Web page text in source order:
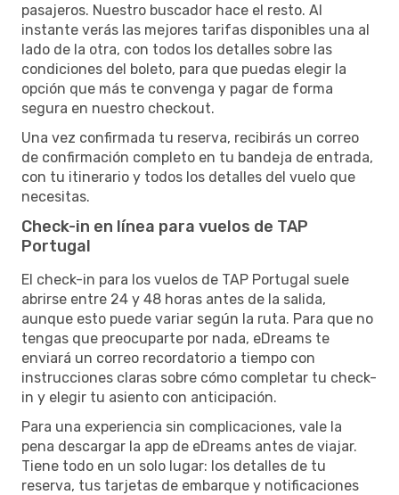
pasajeros. Nuestro buscador hace el resto. Al
instante verás las mejores tarifas disponibles una al
lado de la otra, con todos los detalles sobre las
condiciones del boleto, para que puedas elegir la
opción que más te convenga y pagar de forma
segura en nuestro checkout.
Una vez confirmada tu reserva, recibirás un correo
de confirmación completo en tu bandeja de entrada,
con tu itinerario y todos los detalles del vuelo que
necesitas.
Check-in en línea para vuelos de TAP
Portugal
El check-in para los vuelos de TAP Portugal suele
abrirse entre 24 y 48 horas antes de la salida,
aunque esto puede variar según la ruta. Para que no
tengas que preocuparte por nada, eDreams te
enviará un correo recordatorio a tiempo con
instrucciones claras sobre cómo completar tu check-
in y elegir tu asiento con anticipación.
Para una experiencia sin complicaciones, vale la
pena descargar la app de eDreams antes de viajar.
Tiene todo en un solo lugar: los detalles de tu
reserva, tus tarjetas de embarque y notificaciones